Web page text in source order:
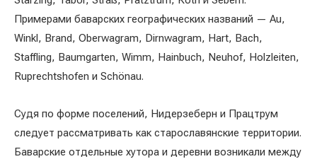
Примерами баварских географических названий — Au,
Winkl, Brand, Oberwagram, Dirnwagram, Hart, Bach,
Staffling, Baumgarten, Wimm, Hainbuch, Neuhof, Holzleiten,
Ruprechtshofen и Schönau.
Судя по форме поселений, Нидерзеберн и Працтрум
следует рассматривать как старославянские территории.
Баварские отдельные хутора и деревни возникали между